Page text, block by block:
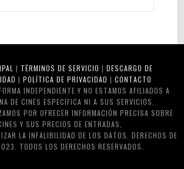
| TÉRMINOS DE SERVICIO | DESCARGO DE
| POLÍTICA DE PRIVACIDAD | CONTACTO
INDEPENDIENTE Y NO ESTAMOS AFILIADOS A
DE CINES ESPECÍFICA NI A SUS SERVICIOS.
POR OFRECER INFORMACIÓN PRECISA SOBRE
Y SUS PRECIOS DE ENTRADAS,
LA INFALIBILIDAD DE LOS DATOS. DERECHOS DE
TODOS LOS DERECHOS RESERVADOS.